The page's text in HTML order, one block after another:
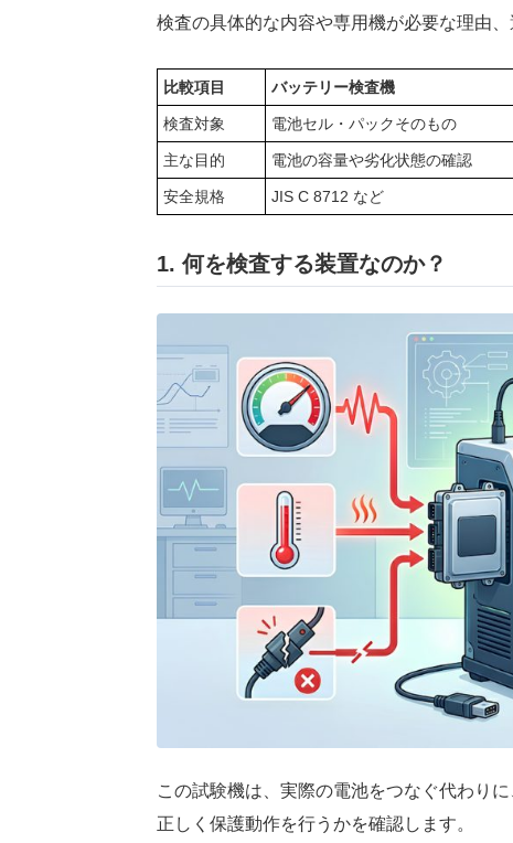
検査の具体的な内容や専用機が必要な理由
比較項目 バッテリー検査機
検査対象 電池セル・パックそのもの
主な目的 電池の容量や劣化状態の確認
安全規格 JIS C 8712 など
1. 何を検査する装置なのか？
この試験機は、実際の電池をつなぐ代わりに
正しく保護動作を行うかを確認します。